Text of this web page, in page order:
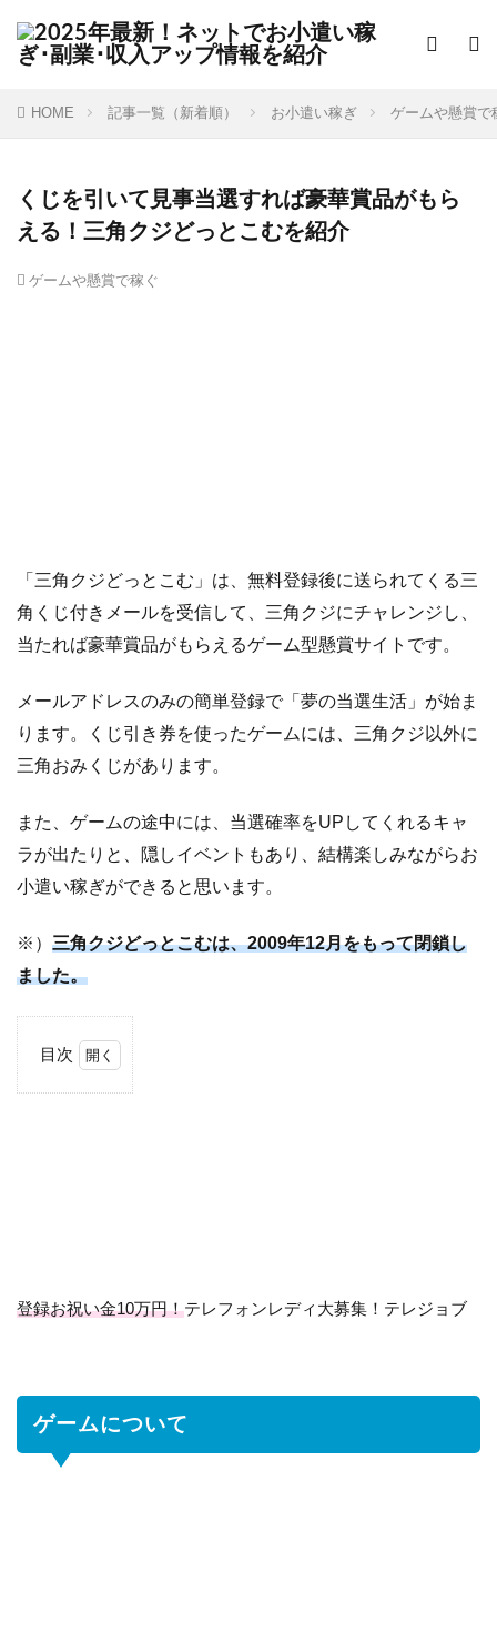
HOME 記事一覧（新着順） お小遣い稼ぎ ゲームや懸賞で
くじを引いて見事当選すれば豪華賞品がもら
える！三角クジどっとこむを紹介
ゲームや懸賞で稼ぐ
「三角クジどっとこむ」は、無料登録後に送られてくる三
角くじ付きメールを受信して、三角クジにチャレンジし、
当たれば豪華賞品がもらえるゲーム型懸賞サイトです。
メールアドレスのみの簡単登録で「夢の当選生活」が始ま
ります。くじ引き券を使ったゲームには、三角クジ以外に
三角おみくじがあります。
また、ゲームの途中には、当選確率をUPしてくれるキャ
ラが出たりと、隠しイベントもあり、結構楽しみながらお
小遣い稼ぎができると思います。
※） 三角クジどっとこむは、2009年12月をもって閉鎖し
ました。
目次
角
ど
っ
と
登録お祝い金10万円！テレフォンレディ大募集！テレジョブ
ゲームについて